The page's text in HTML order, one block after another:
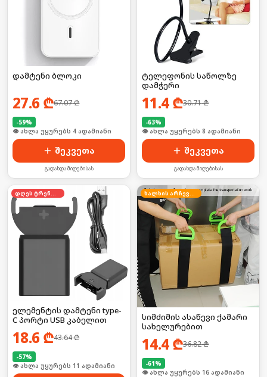
დამტენი ბლოკი
27.6 ₾67.07₾
-59%
🛒 ბოლო 24სთ-ში იყიდა 2-მა
შეკვეთა
გადახდა მიღებისას
ტელეფონის საწოლზე
დამჭერი
11.4₾30.71₾
-63%
🛒 ბოლო 24სთ-ში იყიდა 9-მა
შეკვეთა
გადახდა მიღებისას
დღეს ტრენდში
ელემენტის დამტენი type-
C პორტი USB კაბელით
18.6 ₾43.64₾
-57%
🛒 ბოლო 24სთ-ში იყიდა 17-მა
ხალხის არჩევანი
სიმძიმის ასაწევი ქამარი
სახელურებით
14.4₾36.82₾
-61%
🛒 ბოლო 24სთ-ში იყიდა 20-მა